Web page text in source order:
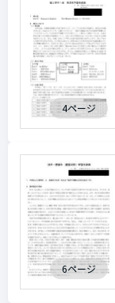
4ページ
6ページ